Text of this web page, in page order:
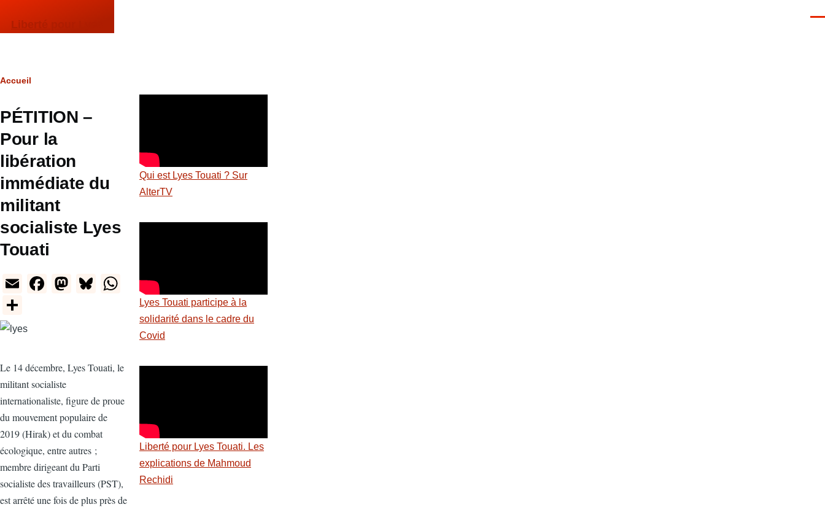
Liberté pour Lyes
Fil
d'Ariane
Accueil
PÉTITION –
Pour la
libération
immédiate du
militant
socialiste Lyes
Touati
E
ail
F
b
o
o
k
M
d
o
n
Bl
y
A
p
h
e
Le 14 décembre, Lyes Touati, le
militant socialiste
internationaliste, figure de proue
du mouvement populaire de
2019 (Hirak) et du combat
écologique, entre autres ;
membre dirigeant du Parti
socialiste des travailleurs (PST),
est arrêté une fois de plus près de
Qui est Lyes Touati ? Sur
AlterTV
Lyes Touati participe à la
solidarité dans le cadre du
Covid
Liberté pour Lyes Touati. Les
explications de Mahmoud
Rechidi